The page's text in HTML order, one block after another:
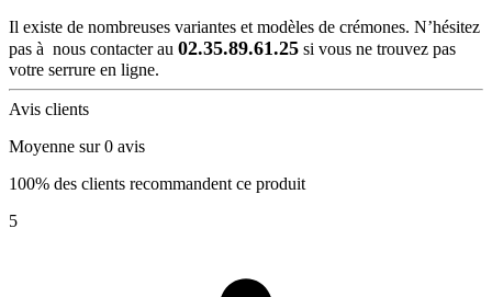
Il existe de nombreuses variantes et modèles de crémones. N’hésitez
pas à nous contacter au 02.35.89.61.25 si vous ne trouvez pas
votre serrure en ligne.
Avis clients
Moyenne sur 0 avis
100% des clients recommandent ce produit
5